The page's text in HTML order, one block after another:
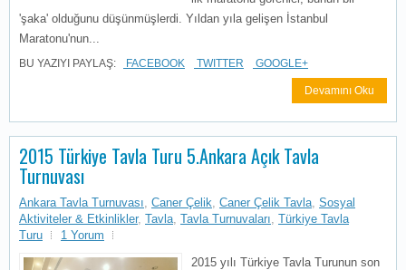
'şaka' olduğunu düşünmüşlerdi. Yıldan yıla gelişen İstanbul
Maratonu'nun...
BU YAZIYI PAYLAŞ: FACEBOOK TWITTER GOOGLE+
Devamını Oku
2015 Türkiye Tavla Turu 5.Ankara Açık Tavla
Turnuvası
Ankara Tavla Turnuvası, Caner Çelik, Caner Çelik Tavla, Sosyal
Aktiviteler & Etkinlikler, Tavla, Tavla Turnuvaları, Türkiye Tavla
Turu
1 Yorum
2015 yılı Türkiye Tavla Turunun son